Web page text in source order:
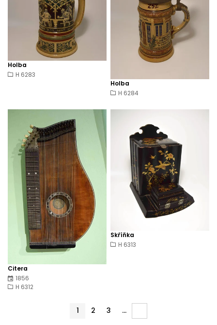
Holba
H 6283
Holba
H 6284
Citera
1856
H 6312
Skříňka
H 6313
1 2 3 ...